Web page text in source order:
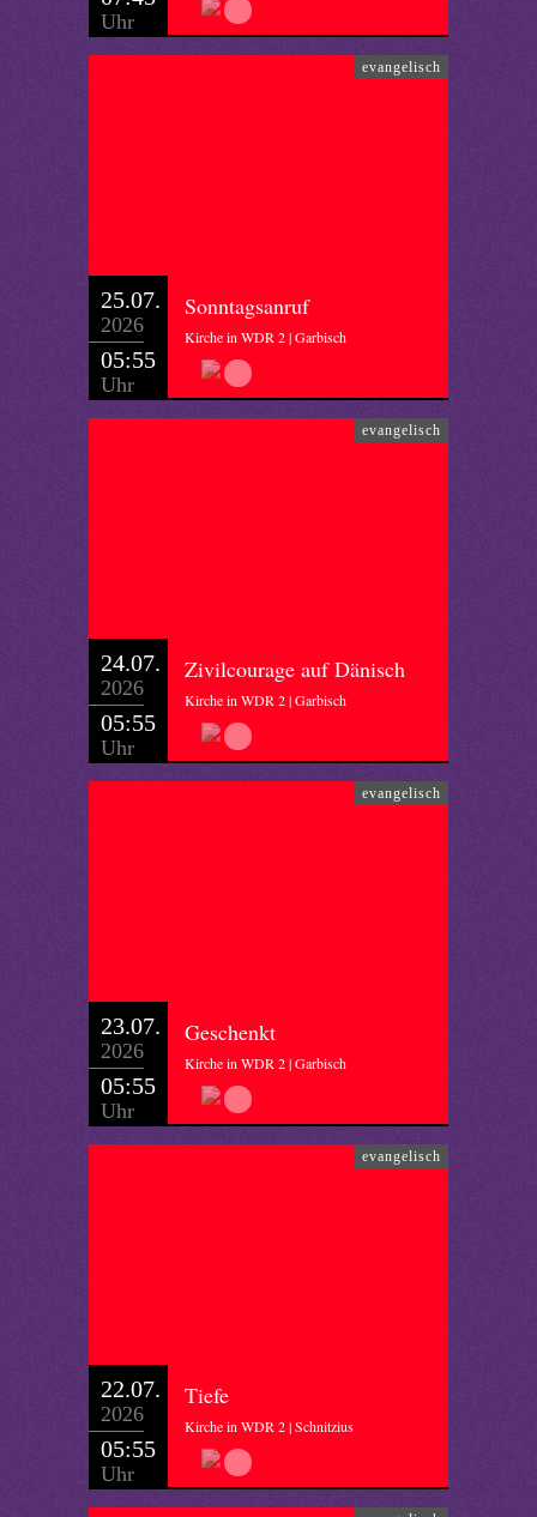
Uhr
evangelisch
25.07.
2026
05:55
Uhr
Sonntagsanruf
Kirche in WDR 2 | Garbisch
evangelisch
24.07.
2026
05:55
Uhr
Zivilcourage auf Dänisch
Kirche in WDR 2 | Garbisch
evangelisch
23.07.
2026
05:55
Uhr
Geschenkt
Kirche in WDR 2 | Garbisch
evangelisch
22.07.
2026
05:55
Uhr
Tiefe
Kirche in WDR 2 | Schnitzius